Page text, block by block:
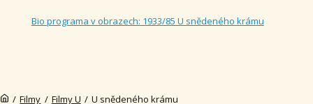
Bio programa v obrazech: 1933/85 U snědeného krámu
/ Filmy / Filmy U / U snědeného krámu